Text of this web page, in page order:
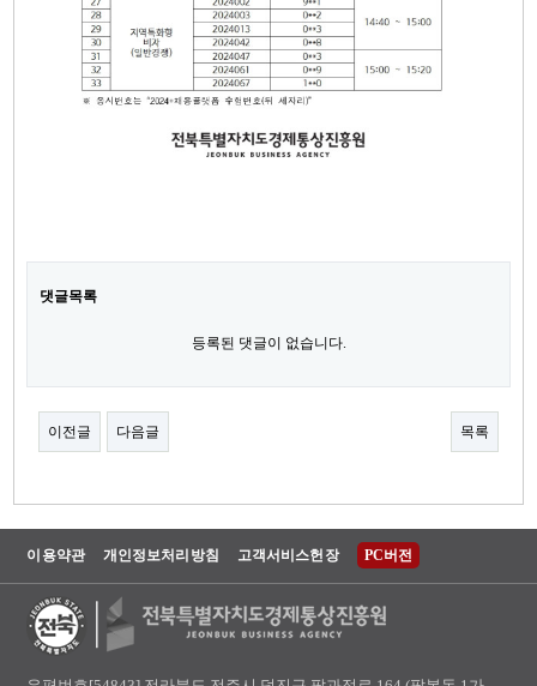
댓글목록
등록된 댓글이 없습니다.
이전글 다음글 목록
이용약관 개인정보처리방침 고객서비스헌장 PC버전